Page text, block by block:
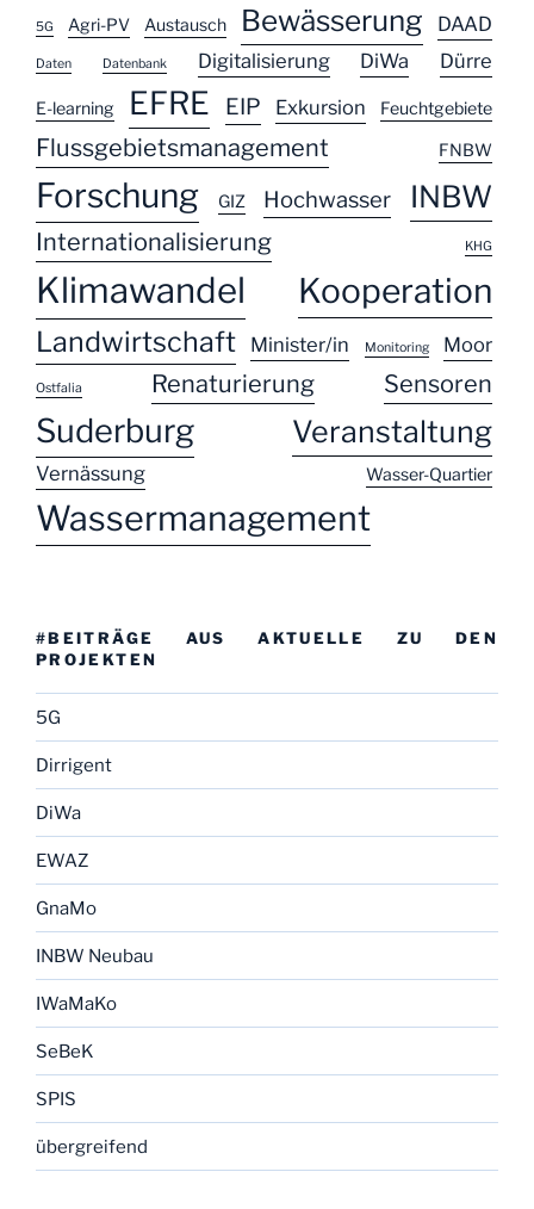
5G Agri-PV Austausch Bewässerung DAAD
Daten Datenbank Digitalisierung DiWa Dürre
E-learning EFRE EIP Exkursion Feuchtgebiete
Flussgebietsmanagement FNBW
Forschung GIZ Hochwasser INBW
Internationalisierung KHG
Klimawandel Kooperation
Landwirtschaft Minister/in Monitoring Moor
Ostfalia Renaturierung Sensoren
Suderburg Veranstaltung
Vernässung Wasser-Quartier
Wassermanagement
#BEITRÄGE AUS AKTUELLE ZU DEN
PROJEKTEN
5G
Dirrigent
DiWa
EWAZ
GnaMo
INBW Neubau
IWaMaKo
SeBeK
SPIS
übergreifend